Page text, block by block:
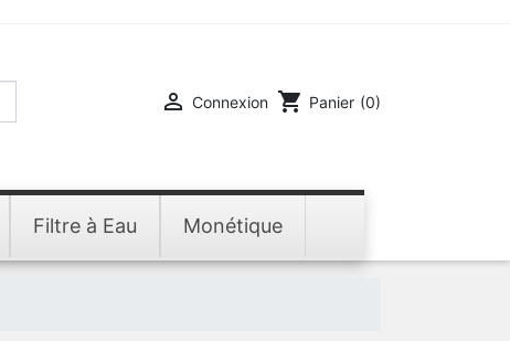
 Connexion shopping_cart Panier (0)
Filtre à Eau Monétique